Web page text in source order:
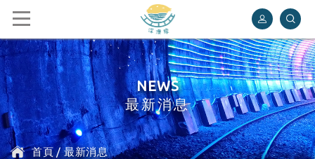
深澳鐵道自行車
NEWS
最新消息
首頁/最新消息